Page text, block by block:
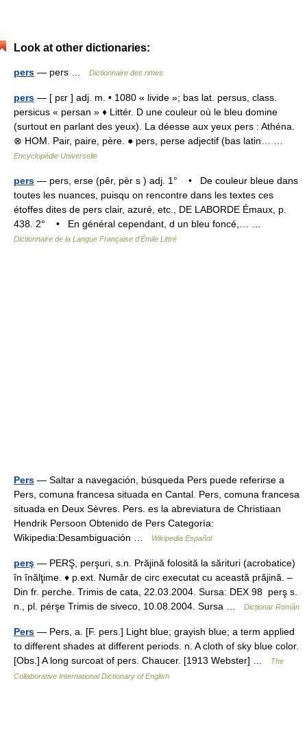
Look at other dictionaries:
pers — pers … Dictionnaire des rimes
pers — [ pɛr ] adj. m. • 1080 « livide »; bas lat. persus, class.
persicus « persan » ♦ Littér. D une couleur où le bleu domine
(surtout en parlant des yeux). La déesse aux yeux pers : Athéna.
⊗ HOM. Pair, paire, père. ● pers, perse adjectif (bas latin… …
Encyclopédie Universelle
pers — pers, erse (pêr, pèr s ) adj. 1° • De couleur bleue dans
toutes les nuances, puisqu on rencontre dans les textes ces
étoffes dites de pers clair, azuré, etc., DE LABORDE Émaux, p.
438. 2° • En général cependant, d un bleu foncé,… …
Dictionnaire de la Langue Française d'Émile Littré
Pers — Saltar a navegación, búsqueda Pers puede referirse a
Pers, comuna francesa situada en Cantal. Pers, comuna francesa
situada en Deux Sèvres. Pers. es la abreviatura de Christiaan
Hendrik Persoon Obtenido de Pers Categoría:
Wikipedia:Desambiguación …
Wikipedia Español
perş — PERŞ, perşuri, s.n. Prăjină folosită la sărituri (acrobatice)
în înălţime. ♦ p.ext. Număr de circ executat cu această prăjină. –
Din fr. perche. Trimis de cata, 22.03.2004. Sursa: DEX 98 perş s.
n., pl. pérşe Trimis de siveco, 10.08.2004. Sursa …
Dicționar Român
Pers — Pers, a. [F. pers.] Light blue; grayish blue; a term applied
to different shades at different periods. n. A cloth of sky blue color.
[Obs.] A long surcoat of pers. Chaucer. [1913 Webster] …
The
Collaborative International Dictionary of English